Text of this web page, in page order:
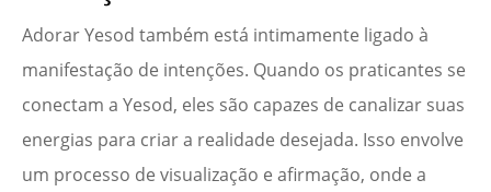
Adorar Yesod também está intimamente ligado à
manifestação de intenções. Quando os praticantes se
conectam a Yesod, eles são capazes de canalizar suas
energias para criar a realidade desejada. Isso envolve
um processo de visualização e afirmação, onde a